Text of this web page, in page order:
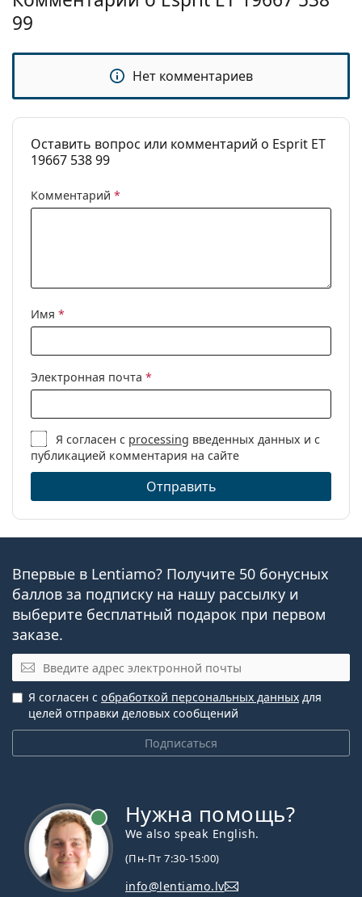
Категория:
Солнцезащитные очки
Бренд:
ET19667 538 99
99
Нет комментариев
Оставить вопрос или комментарий о Esprit ET
19667 538 99
Комментарий *
Имя *
Электронная почта *
Я согласен с processing введенных данных и с
публикацией комментария на сайте
Отправить
Впервые в Lentiamo? Получите 50 бонусных
баллов за подписку на нашу рассылку и
выберите бесплатный подарок при первом
заказе.
Эл. почта
Подписаться
Я согласен с обработкой персональных данных для
целей отправки деловых сообщений
Нужна помощь?
We also speak English.
(Пн-Пт 7:30-15:00)
info@lentiamo.lv